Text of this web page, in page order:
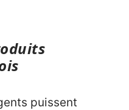
puissent